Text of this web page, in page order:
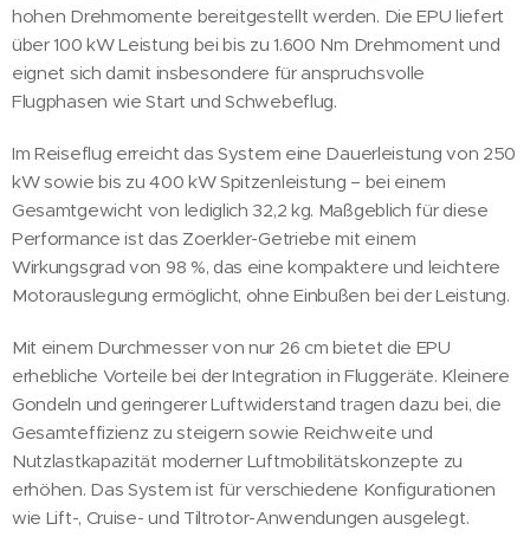
hohen Drehmomente bereitgestellt werden. Die EPU liefert
über 100 kW Leistung bei bis zu 1.600 Nm Drehmoment und
eignet sich damit insbesondere für anspruchsvolle
Flugphasen wie Start und Schwebeflug.
Im Reiseflug erreicht das System eine Dauerleistung von 250
kW sowie bis zu 400 kW Spitzenleistung – bei einem
Gesamtgewicht von lediglich 32,2 kg. Maßgeblich für diese
Performance ist das Zoerkler-Getriebe mit einem
Wirkungsgrad von 98 %, das eine kompaktere und leichtere
Motorauslegung ermöglicht, ohne Einbußen bei der Leistung.
Mit einem Durchmesser von nur 26 cm bietet die EPU
erhebliche Vorteile bei der Integration in Fluggeräte. Kleinere
Gondeln und geringerer Luftwiderstand tragen dazu bei, die
Gesamteffizienz zu steigern sowie Reichweite und
Nutzlastkapazität moderner Luftmobilitätskonzepte zu
erhöhen. Das System ist für verschiedene Konfigurationen
wie Lift-, Cruise- und Tiltrotor-Anwendungen ausgelegt.